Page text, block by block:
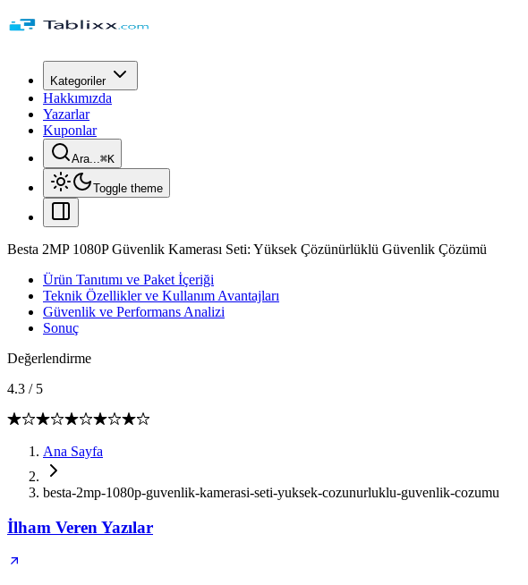
Kategoriler
Hakkımızda
Yazarlar
Kuponlar
Ara...⌘K
Toggle theme
Besta 2MP 1080P Güvenlik Kamerası Seti: Yüksek Çözünürlüklü Güvenlik Çözümü
Ürün Tanıtımı ve Paket İçeriği
Teknik Özellikler ve Kullanım Avantajları
Güvenlik ve Performans Analizi
Sonuç
Değerlendirme
4.3 / 5
Ana Sayfa
besta-2mp-1080p-guvenlik-kamerasi-seti-yuksek-cozunurluklu-guvenlik-cozumu
İlham Veren Yazılar